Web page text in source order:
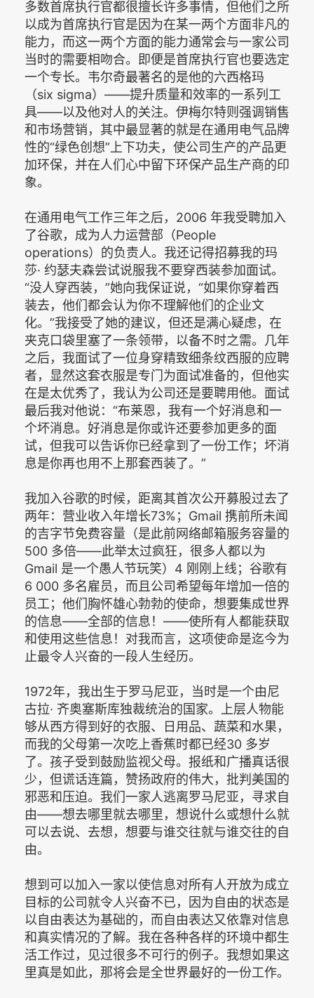
多数首席执行官都很擅长许多事情，但他们之所
以成为首席执行官是因为在某一两个方面非凡的
能力，而这一两个方面的能力通常会与一家公司
当时的需要相吻合。即便是首席执行官也要选定
一个专长。韦尔奇最著名的是他的六西格玛
（six sigma）——提升质量和效率的一系列工
具——以及他对人的关注。伊梅尔特则强调销售
和市场营销，其中最显著的就是在通用电气品牌
性的“绿色创想”上下功夫，使公司生产的产品更
加环保，并在人们心中留下环保产品生产商的印
象。
在通用电气工作三年之后，2006 年我受聘加入
了谷歌，成为人力运营部（People
operations）的负责人。我还记得招募我的玛
莎· 约瑟夫森尝试说服我不要穿西装参加面试。
“没人穿西装，”她向我保证说，“如果你穿着西
装去，他们都会认为你不理解他们的企业文
化。”我接受了她的建议，但还是满心疑虑，在
夹克口袋里塞了一条领带，以备不时之需。几年
之后，我面试了一位身穿精致细条纹西服的应聘
者，显然这套衣服是专门为面试准备的，但他实
在是太优秀了，我认为公司还是要聘用他。面试
最后我对他说：“布莱恩，我有一个好消息和一
个坏消息。好消息是你或许还要参加更多的面
试，但我可以告诉你已经拿到了一份工作；坏消
息是你再也用不上那套西装了。”
我加入谷歌的时候，距离其首次公开募股过去了
两年：营业收入年增长73%；Gmail 携前所未闻
的吉字节免费容量（是此前网络邮箱服务容量的
500 多倍——此举太过疯狂，很多人都以为
Gmail 是一个愚人节玩笑）4 刚刚上线；谷歌有
6 000 多名雇员，而且公司希望每年增加一倍的
员工；他们胸怀雄心勃勃的使命，想要集成世界
的信息——全部的信息！——使所有人都能获取
和使用这些信息！对我而言，这项使命是迄今为
止最令人兴奋的一段人生经历。
1972年，我出生于罗马尼亚，当时是一个由尼
古拉· 齐奥塞斯库独裁统治的国家。上层人物能
够从西方得到好的衣服、日用品、蔬菜和水果，
而我的父母第一次吃上香蕉时都已经30 多岁
了。孩子受到鼓励监视父母。报纸和广播真话很
少，但谎话连篇，赞扬政府的伟大，批判美国的
邪恶和压迫。我们一家人逃离罗马尼亚，寻求自
由——想去哪里就去哪里，想说什么或想什么就
可以去说、去想，想要与谁交往就与谁交往的自
由。
想到可以加入一家以使信息对所有人开放为成立
目标的公司就令人兴奋不已，因为自由的状态是
以自由表达为基础的，而自由表达又依靠对信息
和真实情况的了解。我在各种各样的环境中都生
活工作过，见过很多不可行的例子。我想如果这
里真是如此，那将会是全世界最好的一份工作。